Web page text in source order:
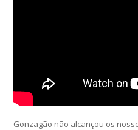
Gonzagão não alcançou os